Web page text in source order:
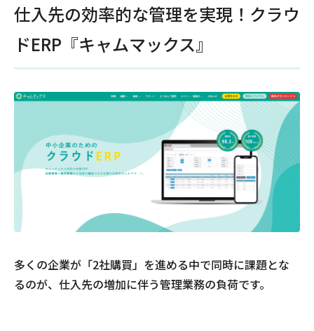
仕入先の効率的な管理を実現！クラウ
ドERP『キャムマックス』
多くの企業が「2社購買」を進める中で同時に課題とな
るのが、仕入先の増加に伴う管理業務の負荷です。